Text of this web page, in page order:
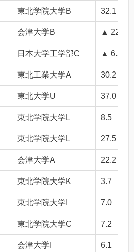
東北学院大学B 32.1
会津大学B ▲ 22.1
日本大学工学部C ▲ 6.5
東北工業大学A 30.2
東北大学U 37.0
東北学院大学L 8.5
東北学院大学L 27.5
会津大学A 22.2
東北学院大学K 3.7
東北学院大学I 7.0
東北学院大学C 7.2
会津大学I 6.1